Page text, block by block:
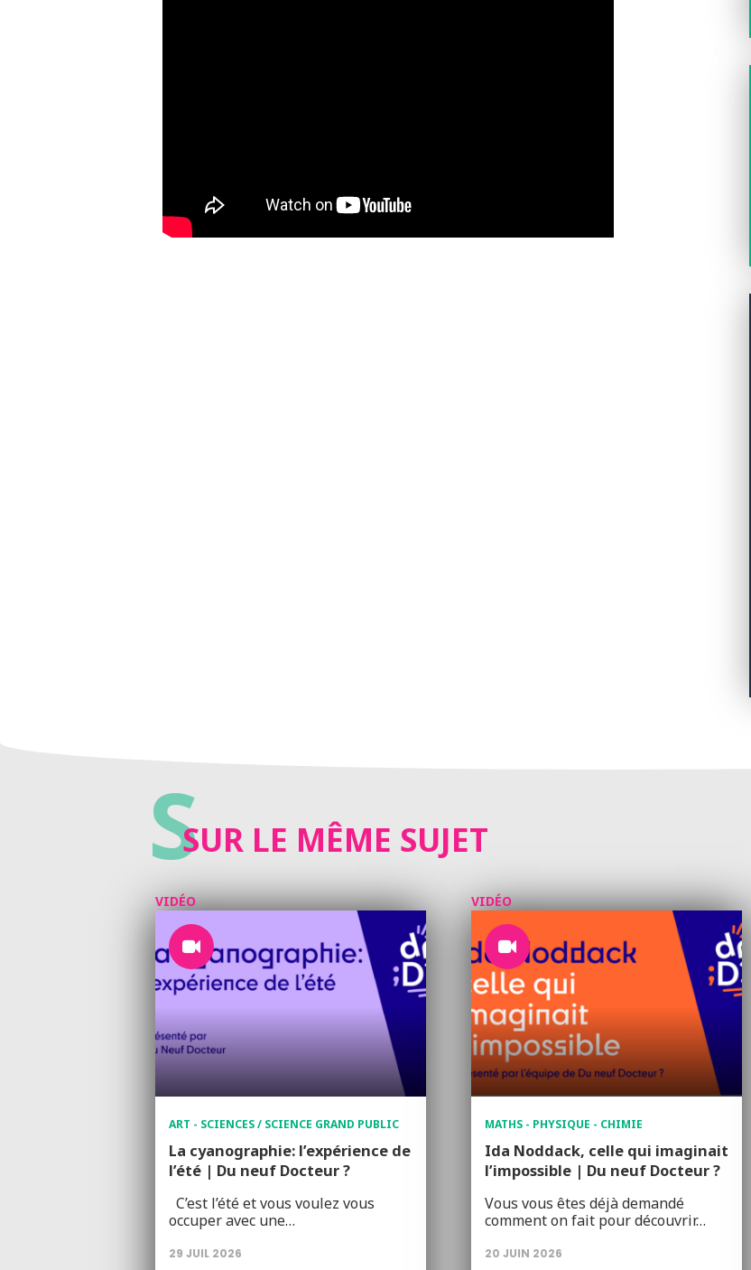
SSUR LE MÊME SUJET
VIDÉO
ART - SCIENCES / SCIENCE GRAND PUBLIC
La cyanographie: l’expérience de
l’été | Du neuf Docteur ?
C’est l’été et vous voulez vous
occuper avec une…
29 JUIL 2026
VIDÉO
MATHS - PHYSIQUE - CHIMIE
Ida Noddack, celle qui imaginait
l’impossible | Du neuf Docteur ?
Vous vous êtes déjà demandé
comment on fait pour découvrir…
20 JUIN 2026